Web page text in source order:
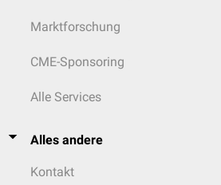
Marktforschung
CME-Sponsoring
Alle Services
Alles andere
Kontakt